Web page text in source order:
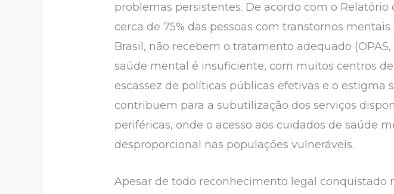
problemas persistentes. De acordo com o
cerca de 75% das pessoas com transtornos
Brasil, não recebem o tratamento adequado
saúde mental é insuficiente, com muitos centros
escassez de políticas públicas efetivas e o
contribuem para a subutilização dos serviços
periféricas, onde o acesso aos cuidados de saúde
desproporcional nas populações vulneráveis.
Apesar de todo reconhecimento legal conquistado